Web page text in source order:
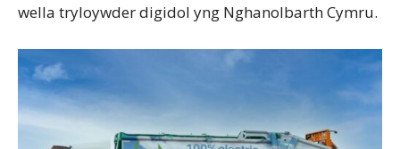
wella tryloywder digidol yng Nghanolbarth Cymru.